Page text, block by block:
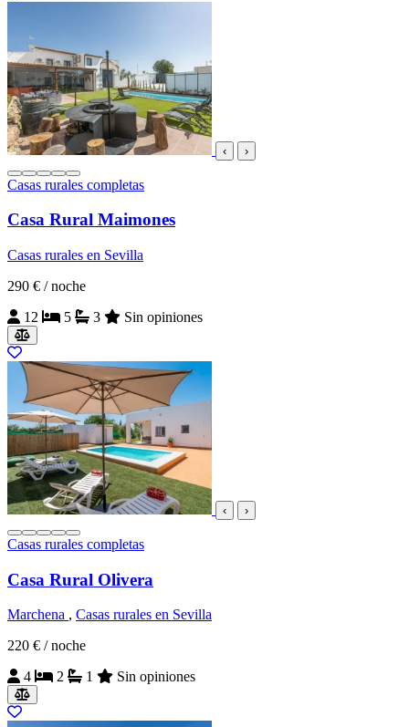
‹ ›
Casas rurales completas
Casa Rural Maimones
Casas rurales en Sevilla
290 € / noche
12
5 3 Sin opiniones
‹ ›
Casas rurales completas
Casa Rural Olivera
Marchena , Casas rurales en Sevilla
220 € / noche
4
2 1 Sin opiniones